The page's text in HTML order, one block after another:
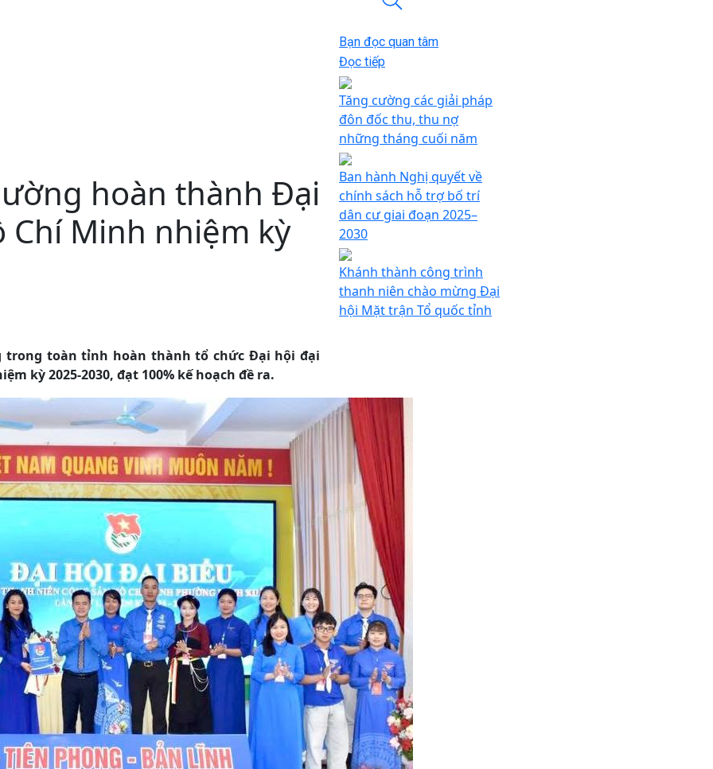
hoàn thành Đại
Chí Minh nhiệm kỳ
trong toàn tỉnh hoàn thành tổ chức Đại hội đại
kỳ 2025-2030, đạt 100% kế hoạch đề ra.
Bạn đọc quan tâm
Đọc tiếp
Tăng cường các giải pháp
đôn đốc thu, thu nợ
những tháng cuối năm
Ban hành Nghị quyết về
chính sách hỗ trợ bố trí
dân cư giai đoạn 2025–
2030
Khánh thành công trình
thanh niên chào mừng Đại
hội Mặt trận Tổ quốc tỉnh